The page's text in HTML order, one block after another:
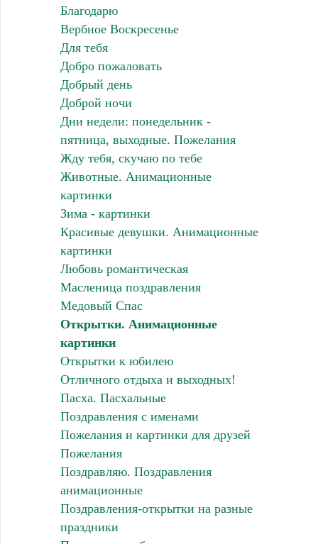
Благодарю
Вербное Воскресенье
Для тебя
Добро пожаловать
Добрый день
Доброй ночи
Дни недели: понедельник -
пятница, выходные. Пожелания
Жду тебя, скучаю по тебе
Животные. Анимационные
картинки
Зима - картинки
Красивые девушки. Анимационные
картинки
Любовь романтическая
Масленица поздравления
Медовый Спас
Открытки. Анимационные
картинки
Открытки к юбилею
Отличного отдыха и выходных!
Пасха. Пасхальные
Поздравления с именами
Пожелания и картинки для друзей
Пожелания
Поздравляю. Поздравления
анимационные
Поздравления-открытки на разные
праздники